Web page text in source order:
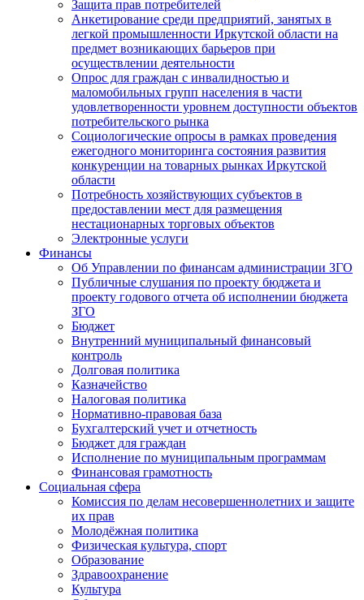
Защита прав потребителей
Анкетирование среди предприятий, занятых в
легкой промышленности Иркутской области на
предмет возникающих барьеров при
осуществлении деятельности
Опрос для граждан с инвалидностью и
маломобильных групп населения в части
удовлетворенности уровнем доступности объектов
потребительского рынка
Социологические опросы в рамках проведения
ежегодного мониторинга состояния развития
конкуренции на товарных рынках Иркутской
области
Потребность хозяйствующих субъектов в
предоставлении мест для размещения
нестационарных торговых объектов
Электронные услуги
Финансы
Об Управлении по финансам администрации ЗГО
Публичные слушания по проекту бюджета и
проекту годового отчета об исполнении бюджета
ЗГО
Бюджет
Внутренний муниципальный финансовый
контроль
Долговая политика
Казначейство
Налоговая политика
Нормативно-правовая база
Бухгалтерский учет и отчетность
Бюджет для граждан
Исполнение по муниципальным программам
Финансовая грамотность
Социальная сфера
Комиссия по делам несовершеннолетних и защите
их прав
Молодёжная политика
Физическая культура, спорт
Образование
Здравоохранение
Культура